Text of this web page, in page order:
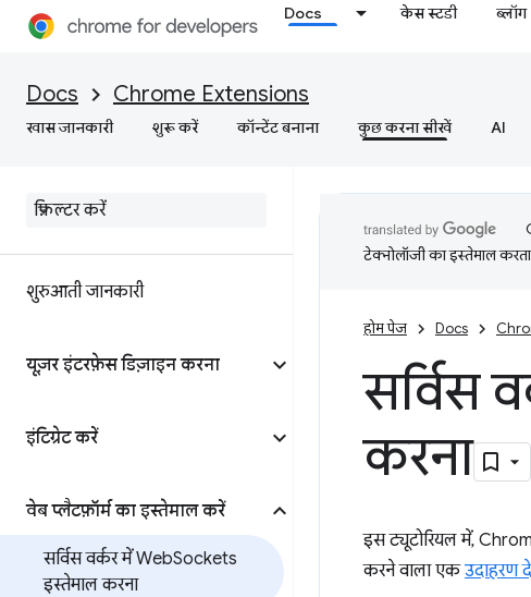
Docs केस स्टडी ब्लॉग
Docs Chrome Extensions
खास जानकारी शुरू करें कॉन्टेंट बनाना कुछ करना सीखें AI
शुरुआती जानकारी
यूज़र इंटरफ़ेस डिज़ाइन करना
इंटिग्रेट करें
वेब प्लैटफ़ॉर्म का इस्तेमाल करें
सर्विस वर्कर में WebSockets
इस्तेमाल करना
टेक्नोलॉजी का इस्तेमाल
होम पेज Docs
सर्विस
करना
इस ट्यूटोरियल में,
करने वाला एकउदाहरण